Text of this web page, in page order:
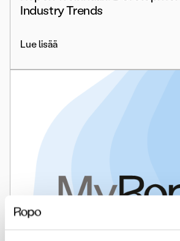
Industry Trends
Lue lisää